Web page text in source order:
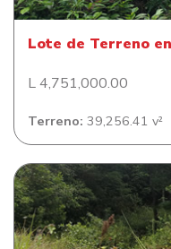
Lote de Terreno
L 4,751,000.00
Terreno: 39,256.41 v²